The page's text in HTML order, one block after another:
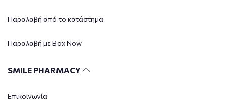
Παραλαβή από το κατάστημα
Παραλαβή με Box Now
SMILE PHARMACY
Επικοινωνία